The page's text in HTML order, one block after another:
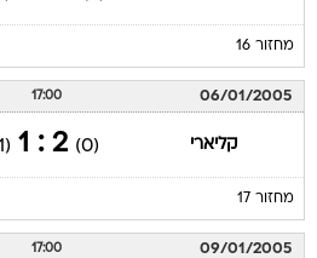
מחזור 16
06/01/2005
17:00
קליארי (0)
2 : 1
(1)
מחזור 17
09/01/2005
17:00